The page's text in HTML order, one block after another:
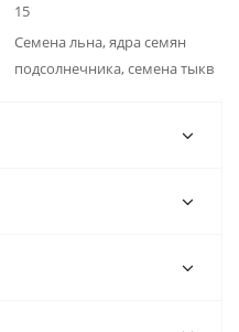
15
Семена льна, ядра семян
подсолнечника, семена тыкв